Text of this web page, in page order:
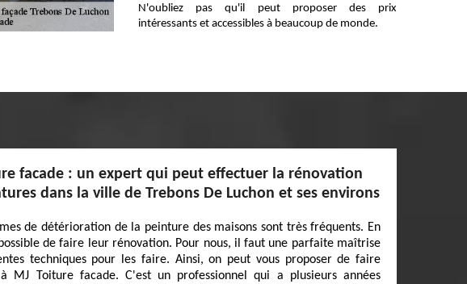
N'oubliez pas qu'il peut proposer des prix
intéressants et accessibles à beaucoup de monde.
facade : un expert qui peut effectuer la rénovation
dans la ville de Trebons De Luchon et ses environs
de détérioration de la peinture des maisons sont très fréquents. En
de faire leur rénovation. Pour nous, il faut une parfaite maîtrise
techniques pour les faire. Ainsi, on peut vous proposer de faire
MJ Toiture facade. C'est un professionnel qui a plusieurs années